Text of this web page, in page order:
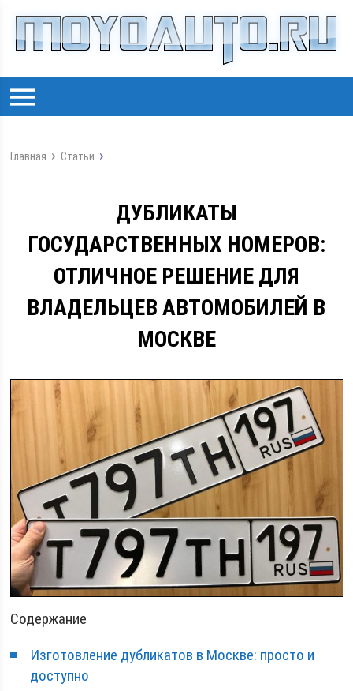
Главная Статьи
ДУБЛИКАТЫ
ГОСУДАРСТВЕННЫХ НОМЕРОВ:
ОТЛИЧНОЕ РЕШЕНИЕ ДЛЯ
ВЛАДЕЛЬЦЕВ АВТОМОБИЛЕЙ В
МОСКВЕ
Содержание
Изготовление дубликатов в Москве: просто и
доступно